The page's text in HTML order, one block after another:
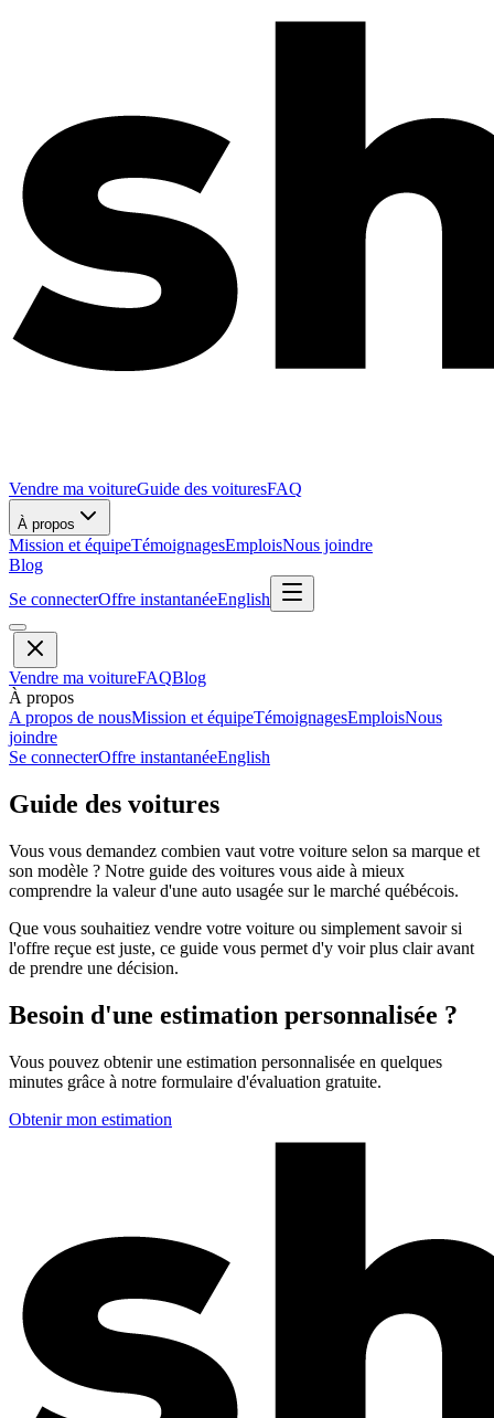
Vendre ma voitureGuide des voituresFAQ
À propos
Mission et équipeTémoignagesEmploisNous joindre
Blog
Se connecterOffre instantanéeEnglish
Vendre ma voitureFAQBlog
À propos
A propos de nousMission et équipeTémoignagesEmploisNous
joindre
Se connecterOffre instantanéeEnglish
Guide des voitures
Vous vous demandez combien vaut votre voiture selon sa marque et
son modèle ? Notre guide des voitures vous aide à mieux
comprendre la valeur d'une auto usagée sur le marché québécois.
Que vous souhaitiez vendre votre voiture ou simplement savoir si
l'offre reçue est juste, ce guide vous permet d'y voir plus clair avant
de prendre une décision.
Besoin d'une estimation personnalisée ?
Vous pouvez obtenir une estimation personnalisée en quelques
minutes grâce à notre formulaire d'évaluation gratuite.
Obtenir mon estimation